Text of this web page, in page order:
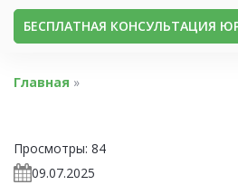
БЕСПЛАТНАЯ КОНСУЛЬТАЦИЯ
Главная »
Просмотры: 84
09.07.2025